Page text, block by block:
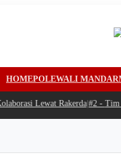
HOMEPOLEWALI MANDAR
Lewat Rakerda|#2 -Tim